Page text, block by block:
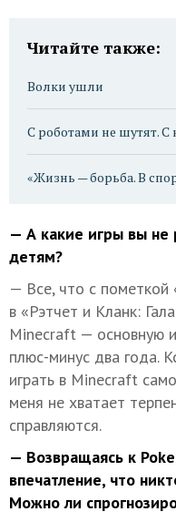
Читайте также:
Волки ушли
С роботами не шутят.
«Жизнь — борьба. В
— А какие игры вы не
детям?
— Все, что с пометкой
в «Рэтчет и Кланк:
Minecraft — основную
плюс-минус два года.
играть в Minecraft
меня не хватает
справляются.
— Возвращаясь к
впечатление, что
Можно ли